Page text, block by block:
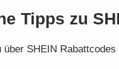
Tipps zu
über SHEIN